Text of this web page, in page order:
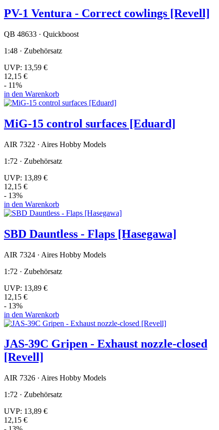
PV-1 Ventura - Correct cowlings [Revell]
QB 48633 · Quickboost
1:48 · Zubehörsatz
UVP: 13,59 €
12,15 €
- 11%
in den Warenkorb
MiG-15 control surfaces [Eduard]
AIR 7322 · Aires Hobby Models
1:72 · Zubehörsatz
UVP: 13,89 €
12,15 €
- 13%
in den Warenkorb
SBD Dauntless - Flaps [Hasegawa]
AIR 7324 · Aires Hobby Models
1:72 · Zubehörsatz
UVP: 13,89 €
12,15 €
- 13%
in den Warenkorb
JAS-39C Gripen - Exhaust nozzle-closed
[Revell]
AIR 7326 · Aires Hobby Models
1:72 · Zubehörsatz
UVP: 13,89 €
12,15 €